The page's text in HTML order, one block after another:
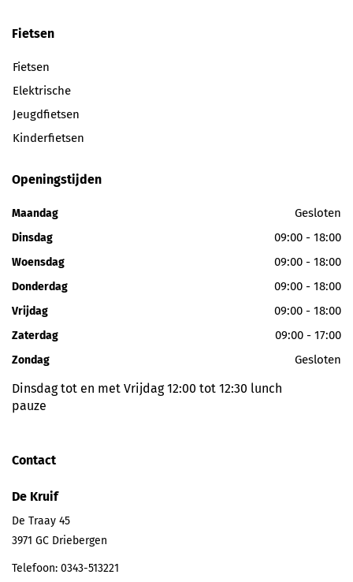
Fietsen
Fietsen
Elektrische
Jeugdfietsen
Kinderfietsen
Openingstijden
Maandag Gesloten
Dinsdag 09:00 - 18:00
Woensdag 09:00 - 18:00
Donderdag 09:00 - 18:00
Vrijdag 09:00 - 18:00
Zaterdag 09:00 - 17:00
Zondag Gesloten
Dinsdag tot en met Vrijdag 12:00 tot 12:30 lunch
pauze
Contact
De Kruif
De Traay 45
3971 GC Driebergen
Telefoon: 0343-513221